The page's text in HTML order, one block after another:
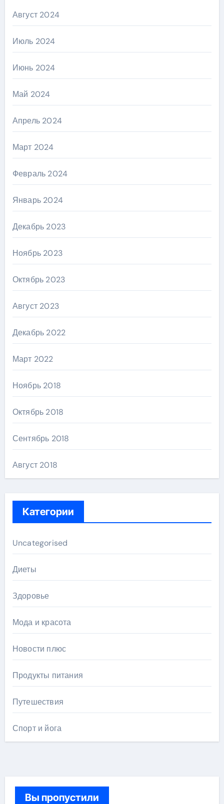
Август 2024
Июль 2024
Июнь 2024
Май 2024
Апрель 2024
Март 2024
Февраль 2024
Январь 2024
Декабрь 2023
Ноябрь 2023
Октябрь 2023
Август 2023
Декабрь 2022
Март 2022
Ноябрь 2018
Октябрь 2018
Сентябрь 2018
Август 2018
Категории
Uncategorised
Диеты
Здоровье
Мода и красота
Новости плюс
Продукты питания
Путешествия
Спорт и йога
Вы пропустили